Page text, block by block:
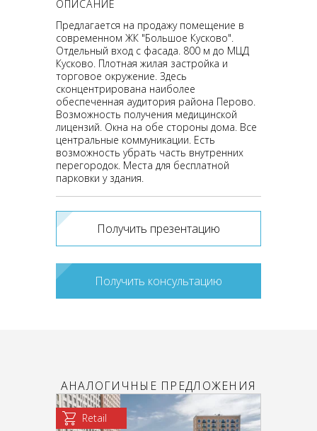
ОПИСАНИЕ
Предлагается на продажу помещение в
современном ЖК "Большое Кусково".
Отдельный вход с фасада. 800 м до МЦД
Кусково. Плотная жилая застройка и
торговое окружение. Здeсь
скoнцeнтрировaнa наибoлеe
обeспеченнaя aудитоpия рaйона Перово.
Возможность получения медицинской
лицензий. Окна на обе стороны дома. Все
центральные коммуникации. Есть
возможность убрать часть внутренних
перегородок. Места для бесплатной
парковки у здания.
Получить презентацию
Получить консультацию
АНАЛОГИЧНЫЕ ПРЕДЛОЖЕНИЯ
Retail